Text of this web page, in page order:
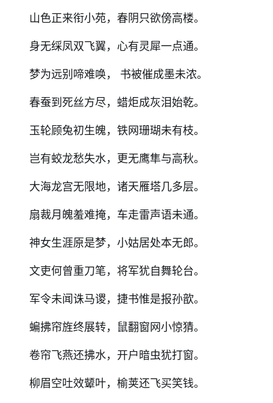
山色正来衔小苑，春阴只欲傍高楼。
身无䌽凤双飞翼，心有灵犀一点通。
梦为远别啼难唤， 书被催成墨未浓。
春蚕到死丝方尽，蜡炬成灰泪始乾。
玉轮顾兔初生魄，铁网珊瑚未有枝。
岂有蛟龙愁失水，更无鹰隼与高秋。
大海龙宫无限地，诸天雁塔几多层。
扇裁月魄羞难掩，车走雷声语未通。
神女生涯原是梦，小姑居处本无郎。
文吏何曾重刀笔，将军犹自舞轮台。
军令未闻诛马谡，捷书惟是报孙歆。
蝙拂帘旌终展转，鼠翻窗网小惊猜。
卷帘飞燕还拂水，开户暗虫犹打窗。
柳眉空吐效颦叶，榆荚还飞买笑钱。